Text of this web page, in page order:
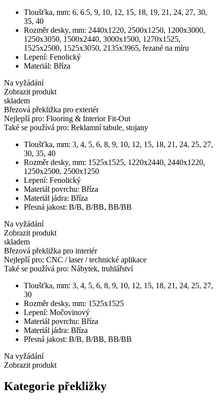
Tloušťka, mm: 6, 6.5, 9, 10, 12, 15, 18, 19, 21, 24, 27, 30,
35, 40
Rozměr desky, mm: 2440х1220, 2500х1250, 1200х3000,
1250х3050, 1500х2440, 3000х1500, 1270x1525,
1525х2500, 1525х3050, 2135х3965, řezané na míru
Lepení: Fenolický
Materiál: Bříza
Na vyžádání
Zobrazit produkt
skladem
Březová překližka pro exteriér
Nejlepší pro: Flooring & Interior Fit-Out
Také se používá pro: Reklamní tabule, stojany
Tloušťka, mm: 3, 4, 5, 6, 8, 9, 10, 12, 15, 18, 21, 24, 25, 27,
30, 35, 40
Rozměr desky, mm: 1525x1525, 1220x2440, 2440x1220,
1250x2500, 2500x1250
Lepení: Fenolický
Materiál povrchu: Bříza
Materiál jádra: Bříza
Přesná jakost: B/B, B/BB, BB/BB
Na vyžádání
Zobrazit produkt
skladem
Březová překližka pro interiér
Nejlepší pro: CNC / laser / technické aplikace
Také se používá pro: Nábytek, truhlářství
Tloušťka, mm: 3, 4, 5, 6, 8, 9, 10, 12, 15, 18, 21, 24, 25, 27,
30
Rozměr desky, mm: 1525x1525
Lepení: Močovinový
Materiál povrchu: Bříza
Materiál jádra: Bříza
Přesná jakost: B/B, B/BB, BB/BB
Na vyžádání
Zobrazit produkt
Kategorie překližky